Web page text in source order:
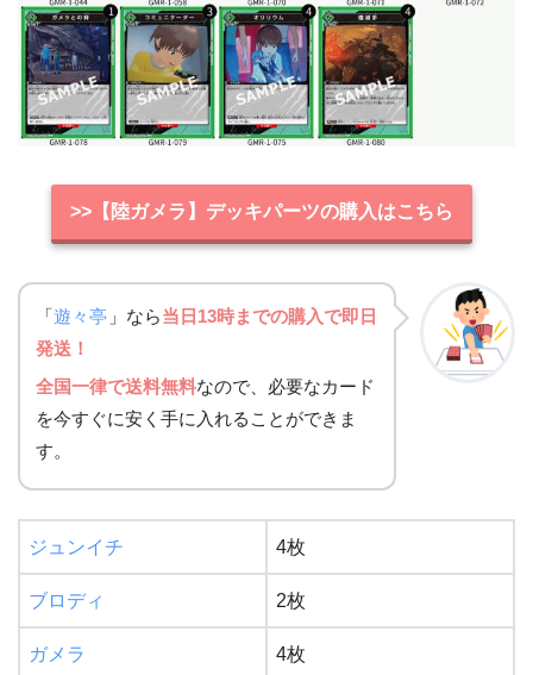
>>【陸ガメラ】デッキパーツの購入はこちら
「遊々亭 」なら当日13時までの購入で即日
発送！
全国一律で送料無料なので、必要なカード
を今すぐに安く手に入れることができま
す。
ジュンイチ 4枚
ブロディ 2枚
ガメラ 4枚